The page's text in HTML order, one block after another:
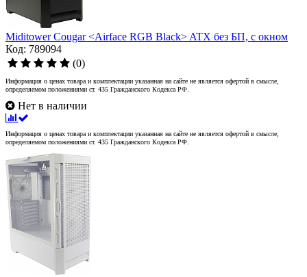
Miditower Cougar <Airface RGB Black> ATX без БП, с окном
Код: 789094
(0)
Информация о ценах товара и комплектации указанная на сайте не является офертой в смысле,
определяемом положениями ст. 435 Гражданского Кодекса РФ.
Нет в наличии
Информация о ценах товара и комплектации указанная на сайте не является офертой в смысле,
определяемом положениями ст. 435 Гражданского Кодекса РФ.